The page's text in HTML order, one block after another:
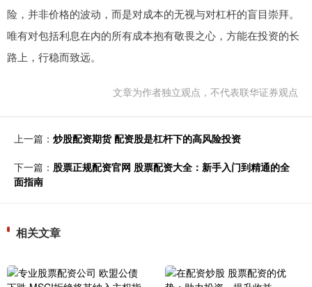
险，并非价格的波动，而是对成本的无视与对杠杆的盲目崇拜。
唯有对包括利息在内的所有成本抱有敬畏之心，方能在投资的长
路上，行稳而致远。
文章为作者独立观点，不代表联华证券观点
上一篇： 炒股配资期货 配资股是杠杆下的高风险投资
下一篇： 股票正规配资官网 股票配资大全：新手入门到精通的全
面指南
相关文章